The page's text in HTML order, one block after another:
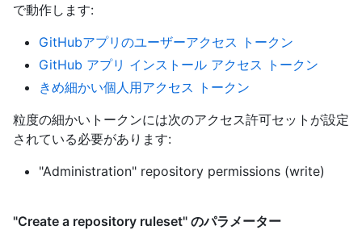
で動作します:
GitHubアプリのユーザーアクセス トークン
GitHub アプリ インストール アクセス トークン
きめ細かい個人用アクセス トークン
粒度の細かいトークンには次のアクセス許可セットが設定
されている必要があります:
"Administration" repository permissions (write)
"Create a repository ruleset" のパラメーター